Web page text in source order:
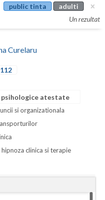
public tinta
adulti
Un rezultat
Curelaru
atestate
si organizationala
clinica si terapie